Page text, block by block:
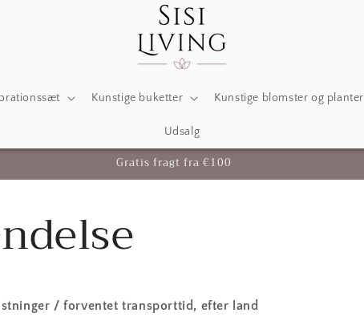
Kunstige buketter Kunstige blomster og planter
Udsalg
Gratis fragt fra €100
/ forventet transporttid, efter land